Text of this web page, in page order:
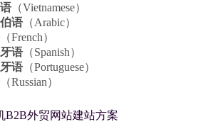
（Vietnamese）
语 （Arabic）
（French）
语 （Spanish）
语 （Portuguese）
（Russian）
B2B外贸网站建站方案